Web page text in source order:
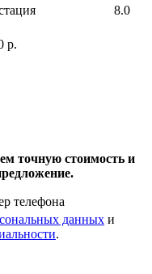
8.0
р.
точную стоимость и
телефона
данных и
.